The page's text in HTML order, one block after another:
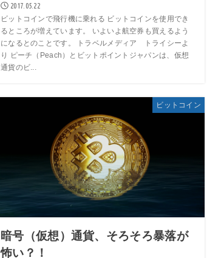
2017.05.22
ビットコインで飛行機に乗れる ビットコインを使用でき
るところが増えています。 いよいよ航空券も買えるよう
になるとのことです。 トラベルメディア トライシーよ
り ピーチ（Peach）とビットポイントジャパンは、仮想
通貨のビ...
ビットコイン
暗号（仮想）通貨、そろそろ暴落が
怖い？！